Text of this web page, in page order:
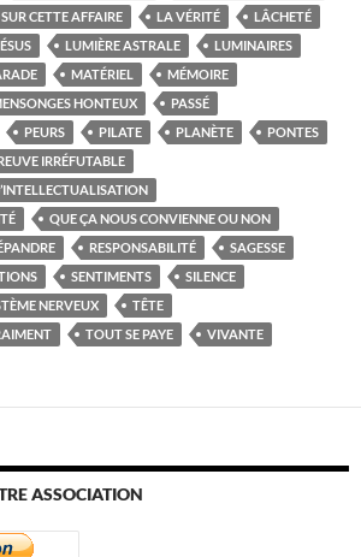
CETTE AFFAIRE
LA VÉRITÉ
LÂCHETÉ
LUMIÈRE ASTRALE
LUMINAIRES
MATÉRIEL
MÉMOIRE
HONTEUX
PASSÉ
PEURS PILATE PLANÈTE
PONTES
IRRÉFUTABLE
QUE ÇA NOUS CONVIENNE OU NON
RESPONSABILITÉ
SAGESSE
SENTIMENTS
SILENCE
NERVEUX
TÊTE
TOUT SE PAYE VIVANTE
ASSOCIATION